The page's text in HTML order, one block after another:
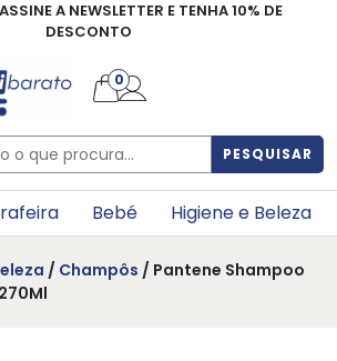
ASSINE A NEWSLETTER E TENHA 10% DE
DESCONTO
PESQUISAR
0
Bebé Higiene e Beleza
/ Champôs / Pantene Shampoo